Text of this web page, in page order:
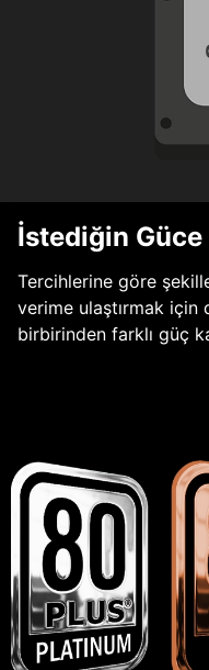
İstediğin Güce
Tercihlerine göre
verime ulaştırmak
birbirinden farklı güç